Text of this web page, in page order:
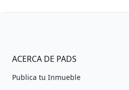
ACERCA DE PADS
Publica tu Inmueble